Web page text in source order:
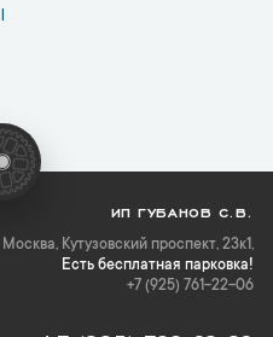
1
ИП ГУБАНОВ С.В.
Москва, Кутузовский проспект, 23к1,
Есть бесплатная парковка!
+7 (925) 761-22-06